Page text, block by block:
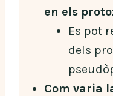
en els
Es pot
dels
Com varia